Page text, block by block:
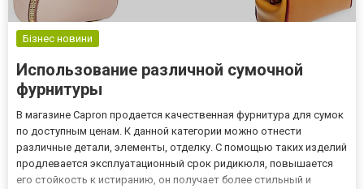
Бізнес новини
Использование различной сумочной
фурнитуры
В магазине Capron продается качественная фурнитура для сумок
по доступным ценам. К данной категории можно отнести
различные детали, элементы, отделку. С помощью таких изделий
продлевается эксплуатационный срок ридикюля, повышается
его стойкость к истиранию, он получает более стильный и